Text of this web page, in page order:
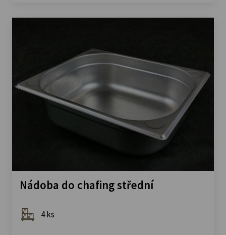
Nádoba do chafing střední
4 ks